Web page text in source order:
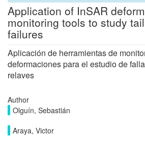
Application of InSAR
monitoring tools to study
failures
Aplicación de herramientas de
deformaciones para el estudio de
relaves
Author
Olguín, Sebastián
Araya, Victor